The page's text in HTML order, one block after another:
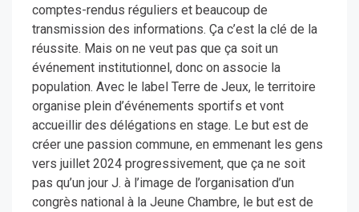
comptes-rendus réguliers et beaucoup de
transmission des informations. Ça c’est la clé de la
réussite. Mais on ne veut pas que ça soit un
événement institutionnel, donc on associe la
population. Avec le label Terre de Jeux, le territoire
organise plein d’événements sportifs et vont
accueillir des délégations en stage. Le but est de
créer une passion commune, en emmenant les gens
vers juillet 2024 progressivement, que ça ne soit
pas qu’un jour J. à l’image de l’organisation d’un
congrès national à la Jeune Chambre, le but est de